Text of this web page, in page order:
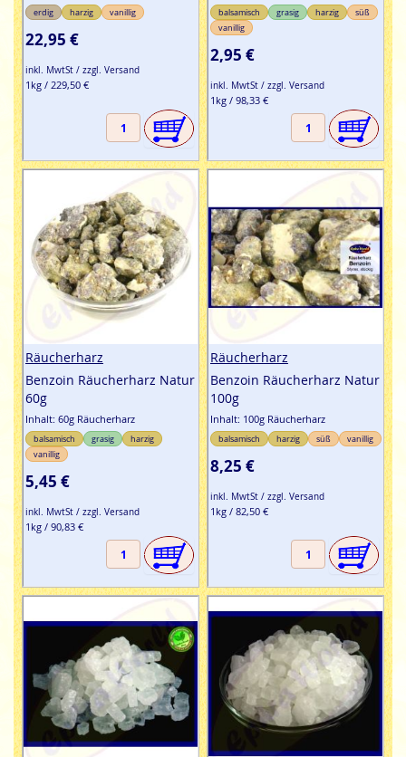
erdig harzig vanillig
22,95 €
inkl. MwtSt / zzgl. Versand
1kg / 229,50 €
balsamisch grasig harzig
süß
vanillig
2,95 €
inkl. MwtSt / zzgl. Versand
1kg / 98,33 €
Räucherharz
Benzoin Räucherharz Natur
60g
Inhalt: 60g Räucherharz
balsamisch grasig
harzig
vanillig
5,45 €
inkl. MwtSt / zzgl. Versand
1kg / 90,83 €
Räucherharz
Benzoin Räucherharz Natur
100g
Inhalt: 100g Räucherharz
balsamisch harzig süß vanillig
8,25 €
inkl. MwtSt / zzgl. Versand
1kg / 82,50 €